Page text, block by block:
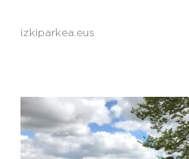
izkiparkea.eus